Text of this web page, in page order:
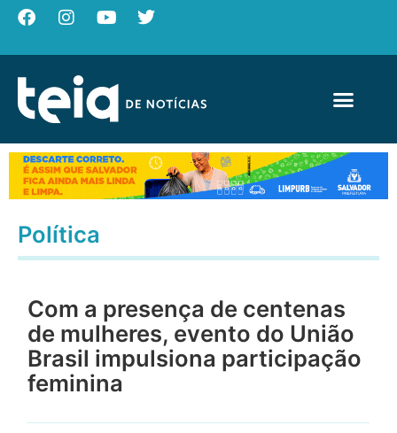
Política
Com a presença de centenas
de mulheres, evento do União
Brasil impulsiona participação
feminina